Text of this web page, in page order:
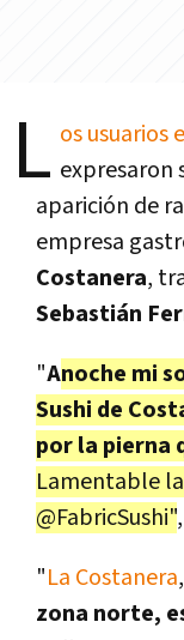
L os usuarios
expresaron
aparición de
empresa
Costanera,
Sebastián
"Anoche mi
Sushi de
por la pierna
Lamentable
@FabricSushi"
"La Costanera
zona norte,